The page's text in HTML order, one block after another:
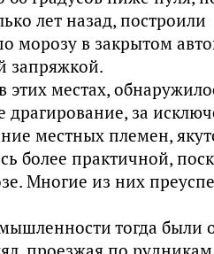
лет назад, построили
морозу в закрытом
запряжкой.
местах,
за
местных племен,
более практичной,
Многие из них
тогда были